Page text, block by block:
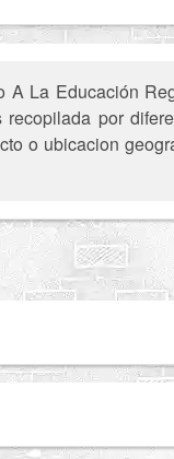
A La Educación
por
o ubicacion